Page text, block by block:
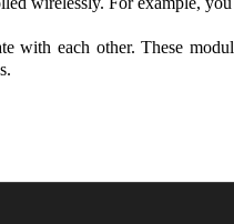
with each other. These